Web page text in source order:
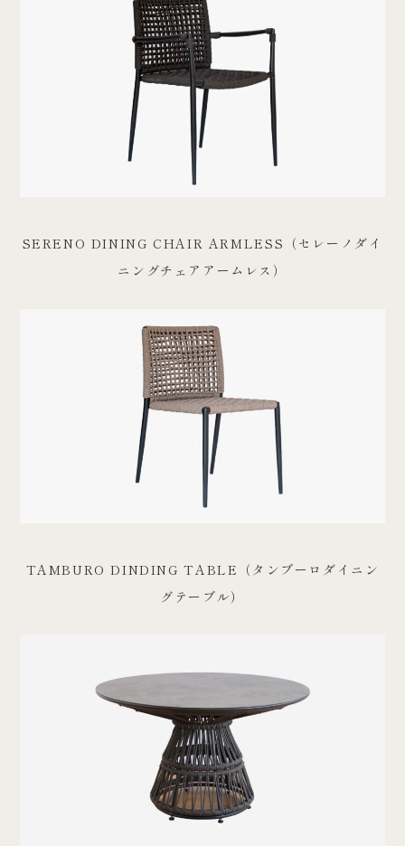
SERENO DINING CHAIR ARMLESS（セレーノダイ
ニングチェアアームレス）
TAMBURO DINDING TABLE（タンブーロダイニン
グテーブル）